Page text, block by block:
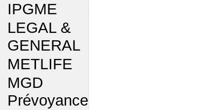
IPGME
LEGAL &
GENERAL
METLIFE
MGD
Prévoyance